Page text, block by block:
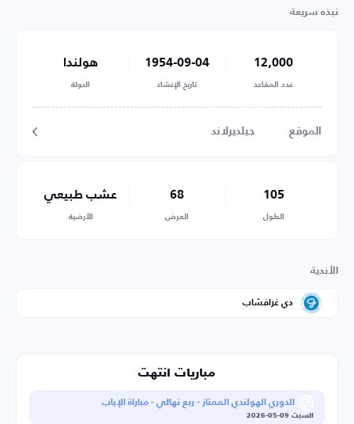
نبذه سريعة
12,000
عدد المقاعد
1954-09-04
تاريخ الإنشاء
هولندا
الدولة
الموقع جيلديرلاند
105
الطول
68
العرض
عشب طبيعي
الأرضية
الأندية
دي غرافشاب
مباريات انتهت
الدوري الهولندي الممتاز - ربع نهائي - مباراة الإياب
السبت 09-05-2026